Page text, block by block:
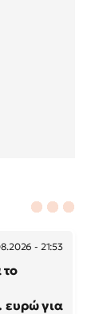
- 21:53
το
ευρώ για